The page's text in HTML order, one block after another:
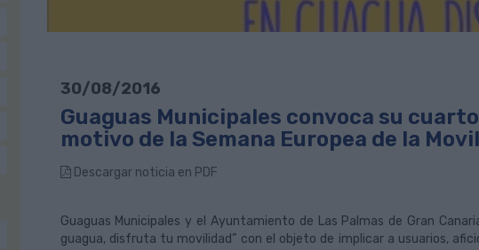
30/08/2016
Guaguas Municipales convoca su
motivo de la Semana Europea de la
Descargar noticia en PDF
Guaguas Municipales y el Ayuntamiento de Las Palmas de Gran
guagua, disfruta tu movilidad” con el objeto de implicar a usuarios,